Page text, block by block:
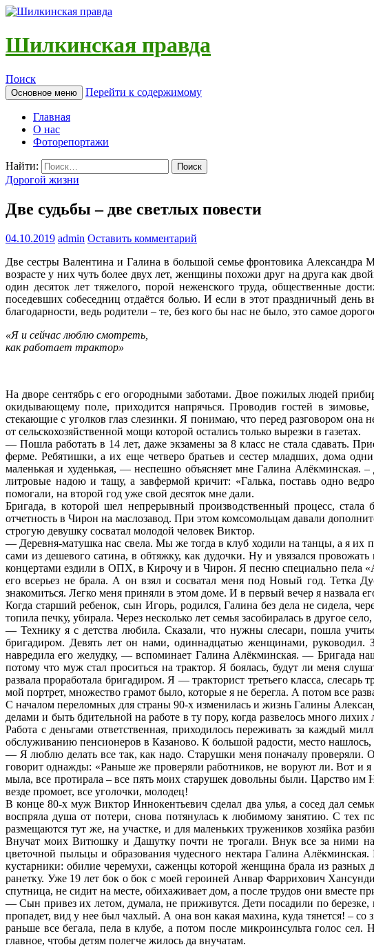
Шилкинская правда
Поиск
Основное меню Перейти к содержимому
Главная
О нас
Фоторепортажи
Найти:
Дорогой жизни
Две судьбы – две светлых повести
04.10.2019 admin Оставить комментарий
Две сестры Валентина и Галина в большой семье фронтовика
возрасте у них чуть более двух лет, женщины похожи друг на друга как
один десяток лет тяжелого, порой неженского труда, общественные
поседевших собеседниц отдаётся болью. И если в этот праздничный
благодарности, ведь родители – те, без кого бы нас не было, это самое
«Я и сейчас люблю смотреть,
как работает трактор»
На дворе сентябрь с его огородными заботами. Двое пожилых людей
окидывающему поле, приходится напрячься. Проводив гостей в
стекающие с уголков глаз слезинки. Я понимаю, что перед разговором она
от сельскохозяйственной мощи которой остались только вырезки в газетах.
— Пошла работать в 14 лет, даже экзамены за 8 класс не стала сдавать.
ферме. Ребятишки, а их еще четверо братьев и сестер младших, дома
маленькая и худенькая, — неспешно объясняет мне Галина Алёкминская.
литровые надою и тащу, а завфермой кричит: «Галька, поставь одно
помогали, на второй год уже свой десяток мне дали.
Бригада, в которой шел непрерывный производственный процесс,
отчетность в Чирон на маслозавод. При этом комсомольцам давали
строгую девушку сосватал молодой человек Виктор.
— Деревня-матушка нас свела. Мы же тогда в клуб ходили на танцы, а я их
сами из дешевого сатина, в обтяжку, как дудочки. Ну и увязался
концертами ездили в ОПХ, в Кирочу и в Чирон. Я песню специально пела
его всерьез не брала. А он взял и сосватал меня под Новый год. Тетка
знакомиться. Легко меня приняли в этом доме. И в первый вечер я назвала
Когда старший ребенок, сын Игорь, родился, Галина без дела не сидела,
топила печку, убирала. Через несколько лет семья засобиралась в другое
— Технику я с детства любила. Сказали, что нужны слесари, пошла
бригадиром. Девять лет он нами, одиннадцатью женщинами, руководил.
навредила его желудку, — вспоминает Галина Алёкминская. — Бригада
потому что муж стал проситься на трактор. Я боялась, будут ли меня
развала проработала бригадиром. Я — тракторист третьего класса,
мой портрет, множество грамот было, которые я не берегла. А потом все
С началом переломных для страны 90-х изменилась и жизнь Галины
делами и быть бдительной на работе в ту пору, когда развелось много
Работа с деньгами ответственная, приходилось переживать за каждый
обслуживанию пенсионеров в Казаново. К большой радости, место
— Я люблю делать все так, как надо. Старушки меня поначалу проверяли.
говорит однажды: «Раньше же проверяли работников, не воруют ли. Вот и
мыла, все протирала – все пять моих старушек довольны были. Царство
везде промоет, все уголочки, молодец!
В конце 80-х муж Виктор Иннокентьевич сделал два улья, а сосед дал
воспряла душа от потери, снова потянулась к любимому занятию. С тех
размещаются тут же, на участке, и для маленьких тружеников хозяйка
Внучат моих Витюшку и Дашутку почти не трогали. Внук все за ними
цветочной пыльцы и образования чудесного нектара Галина
кустарники: обилие черемухи, саженцы которой женщина брала из
ранетку. Уже 19 лет бок о бок с моей героиней Анвар Фаррихович
спутница, не сидит на месте, обихаживает дом, а после трудов они вместе
— Сын привез их летом, думала, не приживутся. Дети посадили по
пропадет, вид у нее был чахлый. А она вон какая махина, куда тянется! –
раньше все бегала, пела в клубе, а потом после микроинсульта голос
главное, чтобы детям полегче жилось да внучатам.